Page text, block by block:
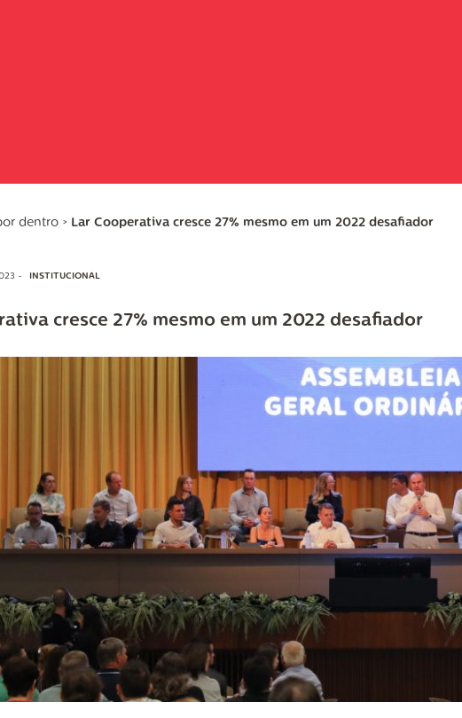
dentro > Lar Cooperativa cresce 27% mesmo em um 2022 desafiador
- INSTITUCIONAL
cresce 27% mesmo em um 2022 desafiador